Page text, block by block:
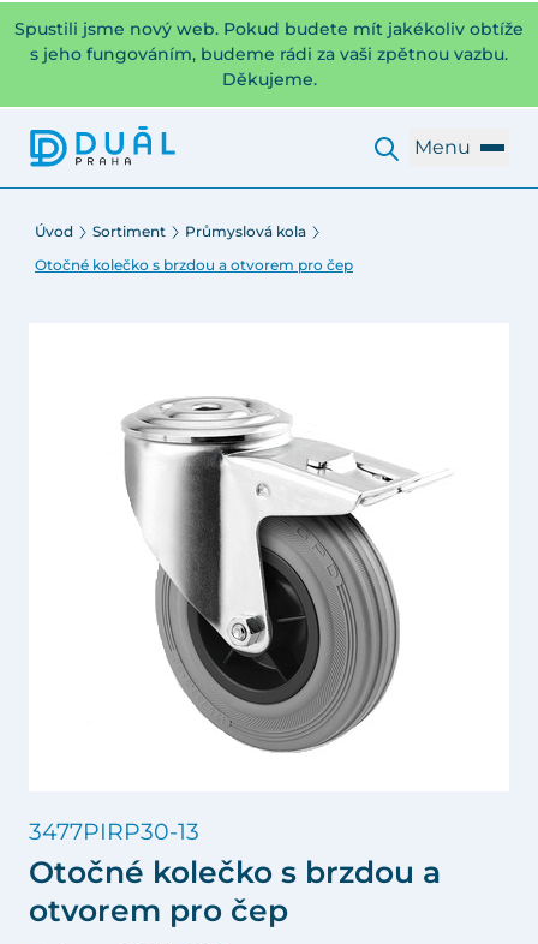
Spustili jsme nový web. Pokud budete mít jakékoliv obtíže
s jeho fungováním, budeme rádi za vaši zpětnou vazbu.
Děkujeme.
Menu
Úvod Sortiment
Průmyslová kola
Otočné kolečko s brzdou a otvorem pro čep
3477PIRP30-13
Otočné kolečko s brzdou a
otvorem pro čep